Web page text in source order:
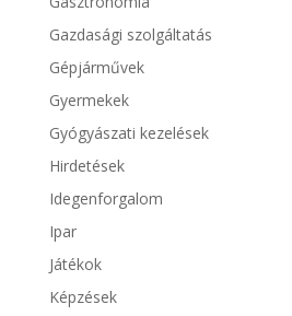
Gazdasági szolgáltatás
Gépjárművek
Gyermekek
Gyógyászati kezelések
Hirdetések
Idegenforgalom
Ipar
Játékok
Képzések